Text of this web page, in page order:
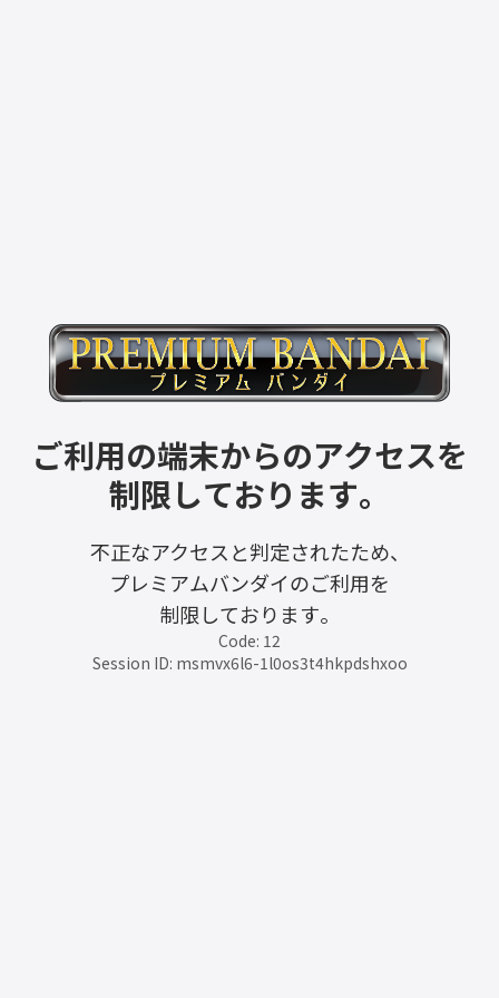
ご利用の端末からのアクセスを
制限しております。
不正なアクセスと判定されたため、
プレミアムバンダイのご利用を
制限しております。
Code: 12
Session ID: msmvx6l6-1l0os3t4hkpdshxoo